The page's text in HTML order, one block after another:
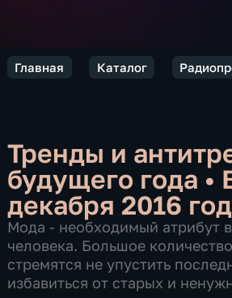
Главная Каталог
Тренды и
будущего года •
декабря 2016
Мода - необходимый атрибут
человека. Большое
стремятся не упустить
избавиться от старых и